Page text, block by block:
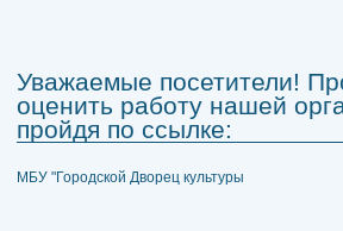
Уважаемые посетители!
оценить работу нашей
пройдя по ссылке:
МБУ "Городской Дворец культуры